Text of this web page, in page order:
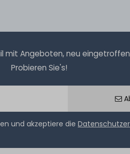
Angeboten, neu
Probieren Sie's!
und akzeptiere die